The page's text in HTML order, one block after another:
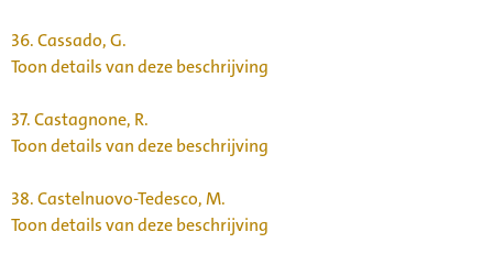
36.Cassado, G.
Toon details van deze beschrijving
37.Castagnone, R.
Toon details van deze beschrijving
38.Castelnuovo-Tedesco, M.
Toon details van deze beschrijving